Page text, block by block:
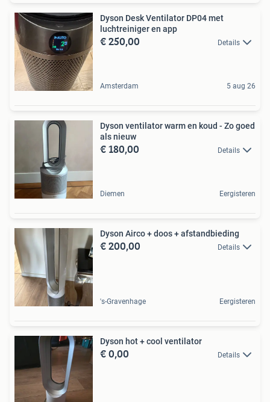
Dyson Desk Ventilator DP04 met
luchtreiniger en app
€ 250,00 Details
Amsterdam 5 aug 26
Dyson ventilator warm en koud - Zo goed
als nieuw
€ 180,00 Details
Diemen Eergisteren
Dyson Airco + doos + afstandbieding
€ 200,00 Details
's-Gravenhage Eergisteren
Dyson hot + cool ventilator
€ 0,00 Details